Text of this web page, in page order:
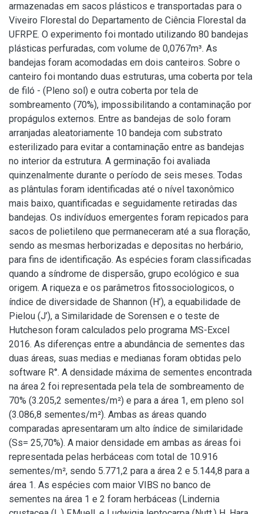
armazenadas em sacos plásticos e transportadas para o
Viveiro Florestal do Departamento de Ciência Florestal da
UFRPE. O experimento foi montado utilizando 80 bandejas
plásticas perfuradas, com volume de 0,0767m³. As
bandejas foram acomodadas em dois canteiros. Sobre o
canteiro foi montando duas estruturas, uma coberta por tela
de filó - (Pleno sol) e outra coberta por tela de
sombreamento (70%), impossibilitando a contaminação por
propágulos externos. Entre as bandejas de solo foram
arranjadas aleatoriamente 10 bandeja com substrato
esterilizado para evitar a contaminação entre as bandejas
no interior da estrutura. A germinação foi avaliada
quinzenalmente durante o período de seis meses. Todas
as plântulas foram identificadas até o nível taxonômico
mais baixo, quantificadas e seguidamente retiradas das
bandejas. Os indivíduos emergentes foram repicados para
sacos de polietileno que permaneceram até a sua floração,
sendo as mesmas herborizadas e depositas no herbário,
para fins de identificação. As espécies foram classificadas
quando a síndrome de dispersão, grupo ecológico e sua
origem. A riqueza e os parâmetros fitossociologicos, o
índice de diversidade de Shannon (H’), a equabilidade de
Pielou (J’), a Similaridade de Sorensen e o teste de
Hutcheson foram calculados pelo programa MS-Excel
2016. As diferenças entre a abundância de sementes das
duas áreas, suas medias e medianas foram obtidas pelo
software R°. A densidade máxima de sementes encontrada
na área 2 foi representada pela tela de sombreamento de
70% (3.205,2 sementes/m²) e para a área 1, em pleno sol
(3.086,8 sementes/m²). Ambas as áreas quando
comparadas apresentaram um alto índice de similaridade
(Ss= 25,70%). A maior densidade em ambas as áreas foi
representada pelas herbáceas com total de 10.916
sementes/m², sendo 5.771,2 para a área 2 e 5.144,8 para a
área 1. As espécies com maior VIBS no banco de
sementes na área 1 e 2 foram herbáceas (Lindernia